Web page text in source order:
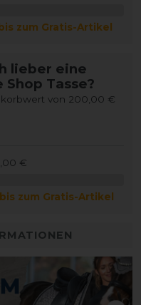
zum Gratis-Artikel
lieber eine
Tasse?
von 200,00 €
€
zum Gratis-Artikel